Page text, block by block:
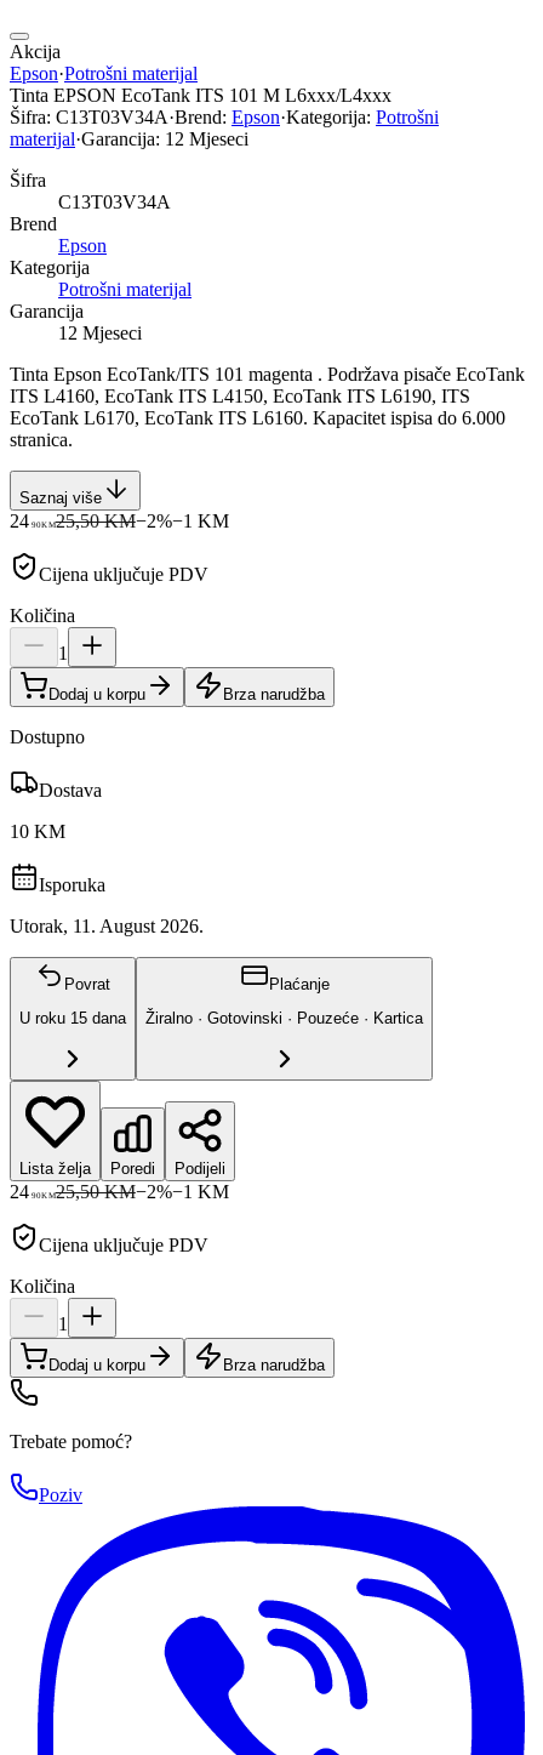
Akcija
Epson·Potrošni materijal
Tinta EPSON EcoTank ITS 101 M L6xxx/L4xxx
Šifra: C13T03V34A·Brend: Epson·Kategorija: Potrošni
materijal·Garancija: 12 Mjeseci
Šifra
C13T03V34A
Brend
Epson
Kategorija
Potrošni materijal
Garancija
12 Mjeseci
Tinta Epson EcoTank/ITS 101 magenta . Podržava pisače EcoTank
ITS L4160, EcoTank ITS L4150, EcoTank ITS L6190, ITS
EcoTank L6170, EcoTank ITS L6160. Kapacitet ispisa do 6.000
stranica.
Saznaj više
24 90KM25,50 KM−2%−1 KM
Cijena uključuje PDV
Količina
1
Dodaj u korpu Brza narudžba
Dostupno
Dostava
10 KM
Isporuka
Utorak, 11. August 2026.
Povrat
U roku 15 dana
Plaćanje
Žiralno · Gotovinski · Pouzeće · Kartica
Lista želja Poredi Podijeli
24 90KM25,50 KM−2%−1 KM
Cijena uključuje PDV
Količina
1
Dodaj u korpu Brza narudžba
Trebate pomoć?
Poziv